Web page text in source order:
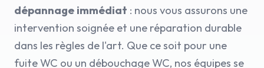
dépannage immédiat : nous vous assurons une
intervention soignée et une réparation durable
dans les règles de l'art. Que ce soit pour une
fuite WC ou un débouchage WC, nos équipes se